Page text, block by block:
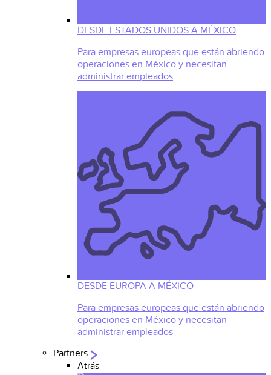
DESDE ESTADOS UNIDOS A MÉXICO
Para empresas europeas que están abriendo
operaciones en México y necesitan
administrar empleados
DESDE EUROPA A MÉXICO
Para empresas europeas que están abriendo
operaciones en México y necesitan
administrar empleados
Partners
Atrás